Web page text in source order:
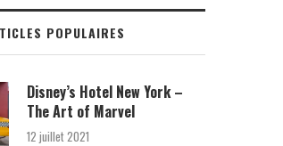
POPULAIRES
Disney’s Hotel New York –
The Art of Marvel
12 juillet 2021